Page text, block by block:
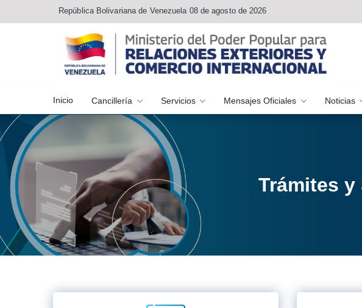
República Bolivariana de Venezuela 08 de agosto de 2026
Inicio Cancillería Servicios Mensajes Oficiales Noticias
Trámites